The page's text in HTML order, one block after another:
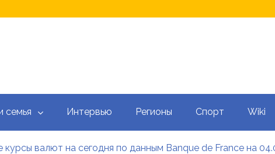
семья Интервью Регионы Спорт Wiki
курсы валют на сегодня по данным Banque de France на